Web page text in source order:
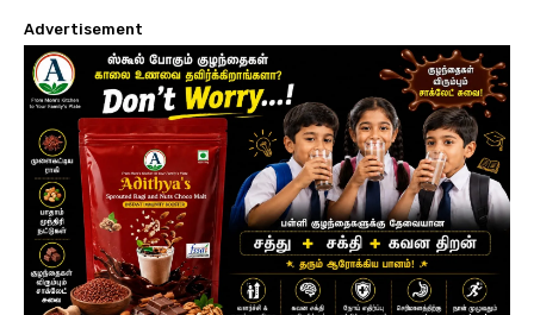
Advertisement